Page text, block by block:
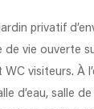
privatif
de vie ouverte
visiteurs. À
d’eau, salle